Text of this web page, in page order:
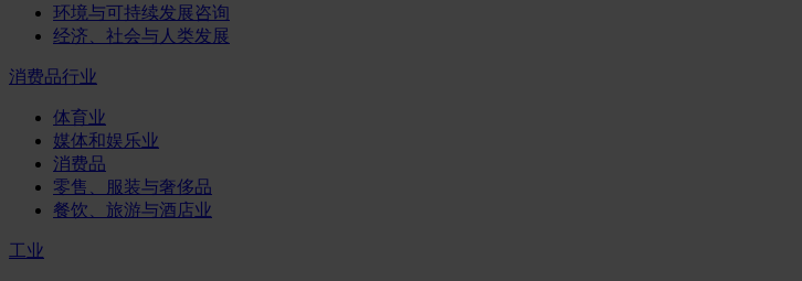
环境与可持续发展咨询
经济、社会与人类发展
消费品行业
体育业
媒体和娱乐业
消费品
零售、服装与奢侈品
餐饮、旅游与酒店业
工业